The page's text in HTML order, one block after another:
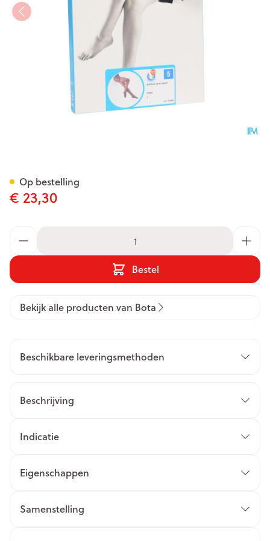
€ 23,30
Bestel
Op bestelling
Bekijk alle producten van Bota
Beschikbare leveringsmethoden
Beschrijving
Indicatie
Eigenschappen
Samenstelling